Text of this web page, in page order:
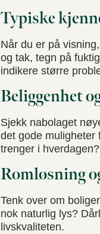
Typiske
Når du er på
og tak, tegn på
indikere større
Beliggenhet
Sjekk nabolaget
det gode muligheter
trenger i hverdagen?
Romløsning
Tenk over om
nok naturlig lys?
livskvaliteten.